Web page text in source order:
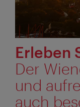
Erleben
Der
und
auch